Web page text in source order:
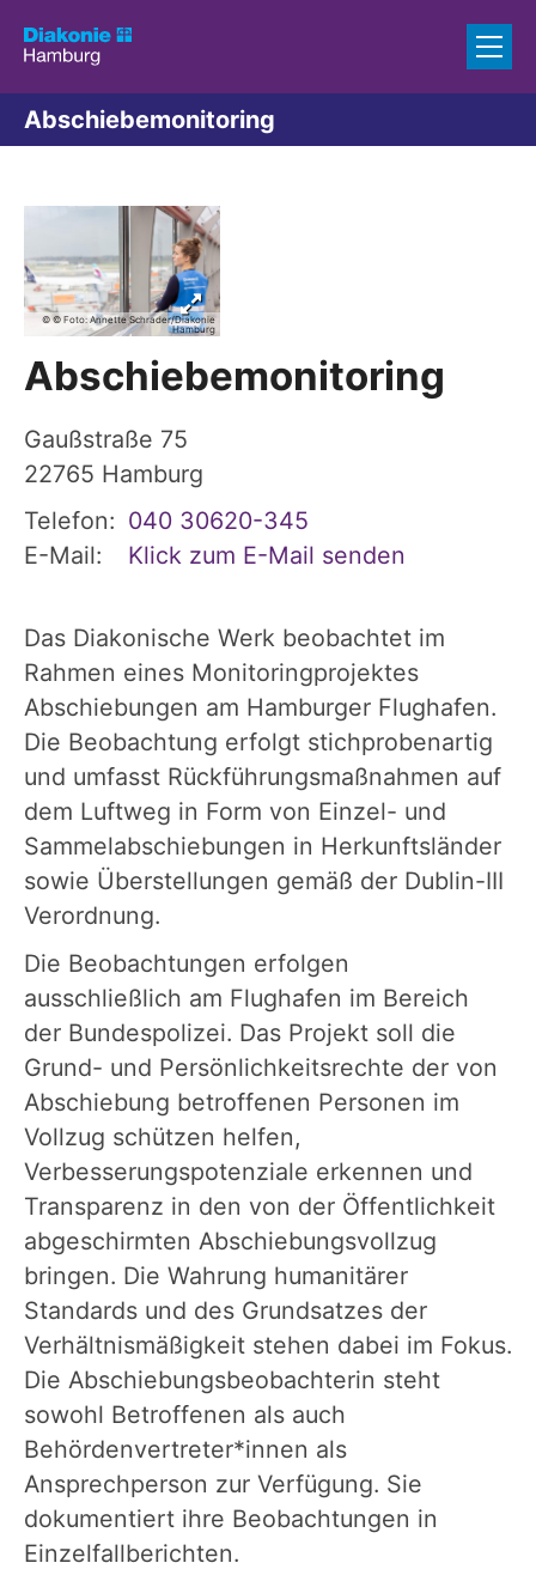
Abschiebemonitoring
© © Foto: Annette Schrader/Diakonie
Hamburg
Abschiebemonitoring
Gaußstraße 75
22765 Hamburg
Telefon: 040 30620-345
E-Mail:
Klick zum E-Mail senden
Das Diakonische Werk beobachtet im
Rahmen eines Monitoringprojektes
Abschiebungen am Hamburger Flughafen.
Die Beobachtung erfolgt stichprobenartig
und umfasst Rückführungsmaßnahmen auf
dem Luftweg in Form von Einzel- und
Sammelabschiebungen in Herkunftsländer
sowie Überstellungen gemäß der Dublin-III
Verordnung.
Die Beobachtungen erfolgen
ausschließlich am Flughafen im Bereich
der Bundespolizei. Das Projekt soll die
Grund- und Persönlichkeitsrechte der von
Abschiebung betroffenen Personen im
Vollzug schützen helfen,
Verbesserungspotenziale erkennen und
Transparenz in den von der Öffentlichkeit
abgeschirmten Abschiebungsvollzug
bringen. Die Wahrung humanitärer
Standards und des Grundsatzes der
Verhältnismäßigkeit stehen dabei im Fokus.
Die Abschiebungsbeobachterin steht
sowohl Betroffenen als auch
Behördenvertreter*innen als
Ansprechperson zur Verfügung. Sie
dokumentiert ihre Beobachtungen in
Einzelfallberichten.